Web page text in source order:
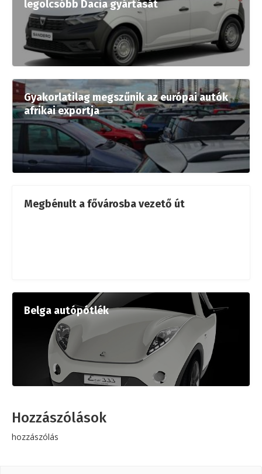
legolcsóbb Dacia gyártását
Gyakorlatilag megszűnik az európai autók
afrikai exportja
Megbénult a fővárosba vezető út
Belga autópótlék
Hozzászólások
hozzászólás